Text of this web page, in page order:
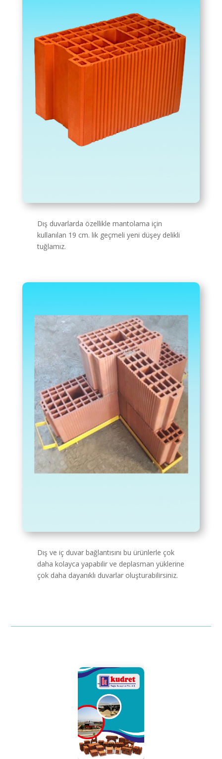
Dış duvarlarda özellikle mantolama için
kullanılan 19 cm. lik geçmeli yeni düşey delikli
tuğlamız.
Dış ve iç duvar bağlantısını bu ürünlerle çok
daha kolayca yapabilir ve deplasman yüklerine
çok daha dayanıklı duvarlar oluşturabilirsiniz.